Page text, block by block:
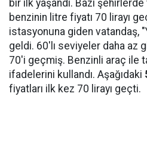
bir ilk yaşandı. Bazı
benzinin litre fiyatı 70 lirayı
istasyonuna giden vatandaş,
geldi. 60'lı seviyeler daha az
70'i geçmiş. Benzinli araç ile
ifadelerini kullandı. Aşağıdaki
fiyatları ilk kez 70 lirayı geçti.